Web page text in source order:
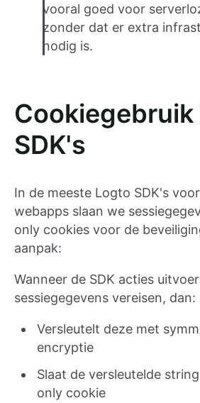
vooral goed voor
zonder dat er extra
nodig is.
SDK's
In de meeste Logto SDK's
webapps slaan we
only cookies voor de
aanpak:
Wanneer de SDK acties
sessiegegevens vereisen, dan:
Versleutelt deze met
encryptie
Slaat de versleutelde
only cookie